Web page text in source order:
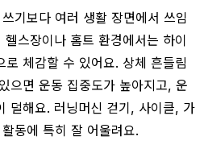
기보다 여러 생활 장면에서 쓰임
스장이나 홈트 환경에서는 하이
로 체감할 수 있어요. 상체 흔들림
으면 운동 집중도가 높아지고, 운
덜해요. 러닝머신 걷기, 사이클, 가
동에 특히 잘 어울려요.